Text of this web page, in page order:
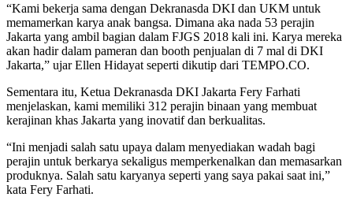
“Kami bekerja sama dengan Dekranasda DKI dan UKM untuk
memamerkan karya anak bangsa. Dimana aka nada 53 perajin
Jakarta yang ambil bagian dalam FJGS 2018 kali ini. Karya mereka
akan hadir dalam pameran dan booth penjualan di 7 mal di DKI
Jakarta,” ujar Ellen Hidayat seperti dikutip dari TEMPO.CO.
Sementara itu, Ketua Dekranasda DKI Jakarta Fery Farhati
menjelaskan, kami memiliki 312 perajin binaan yang membuat
kerajinan khas Jakarta yang inovatif dan berkualitas.
“Ini menjadi salah satu upaya dalam menyediakan wadah bagi
perajin untuk berkarya sekaligus memperkenalkan dan memasarkan
produknya. Salah satu karyanya seperti yang saya pakai saat ini,”
kata Fery Farhati.